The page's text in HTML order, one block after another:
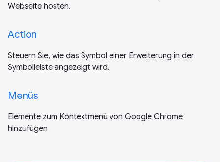
Webseite hosten.
Action
Steuern Sie, wie das Symbol einer Erweiterung in der
Symbolleiste angezeigt wird.
Menüs
Elemente zum Kontextmenü von Google Chrome
hinzufügen